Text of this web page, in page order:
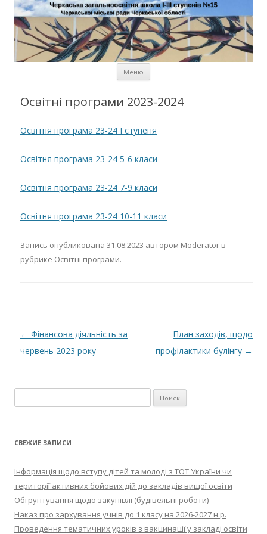
Черкаська загальноосвітня
школа І-ІІІ ступенів № 15
Черкаської міської ради
Черкаської області
Меню
Освітні програми 2023-2024
Освітня програма 23-24 І ступеня
Освітня програма 23-24 5-6 класи
Освітня програма 23-24 7-9 класи
Освітня програма 23-24 10-11 класи
Запись опубликована 31.08.2023 автором Moderator в
рубрике Освітні програми.
Навигация по записям
← Фінансова діяльність за
червень 2023 року
План заходів, щодо
профілактики булінгу →
СВЕЖИЕ ЗАПИСИ
Інформація щодо вступу дітей та молоді з ТОТ України чи
території активних бойових дій до закладів вищої освіти
Обгрунтування щодо закупівлі (будівельні роботи)
Наказ про зархування учнів до 1 класу на 2026-2027 н.р.
Проведення тематичних уроків з вакцинації у закладі освіти